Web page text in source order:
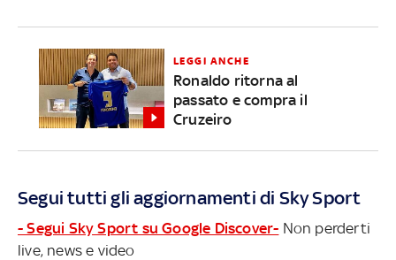
LEGGI ANCHE
Ronaldo ritorna al
passato e compra il
Cruzeiro
Segui tutti gli aggiornamenti di Sky Sport
- Segui Sky Sport su Google Discover- Non perderti
live, news e video